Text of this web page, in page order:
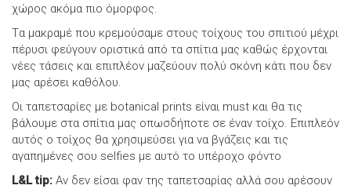
χώρος ακόμα πιο όμορφος.
Tα μακραμέ που κρεμούσαμε στους τοίχους του σπιτιού μέχρι
πέρυσι φεύγουν οριστικά από τα σπίτια μας καθώς έρχονται
νέες τάσεις και επιπλέον μαζεύουν πολύ σκόνη κάτι που δεν
μας αρέσει καθόλου.
Οι ταπετσαρίες με botanical prints είναι must και θα τις
βάλουμε στα σπίτια μας οπωσδήποτε σε έναν τοίχο. Επιπλεόν
αυτός ο τοίχος θα χρησιμεύσει για να βγάζεις και τις
αγαπημένες σου selfies με αυτό το υπέροχο φόντο
L&L tip: Αν δεν είσαι φαν της ταπετσαρίας αλλά σου αρέσουν